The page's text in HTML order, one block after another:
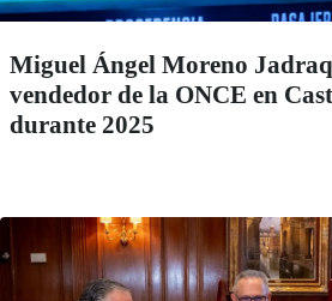
Miguel Ángel Moreno
vendedor de la ONCE en
durante 2025